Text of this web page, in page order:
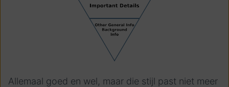
Allemaal goed en wel, maar die stijl past niet meer